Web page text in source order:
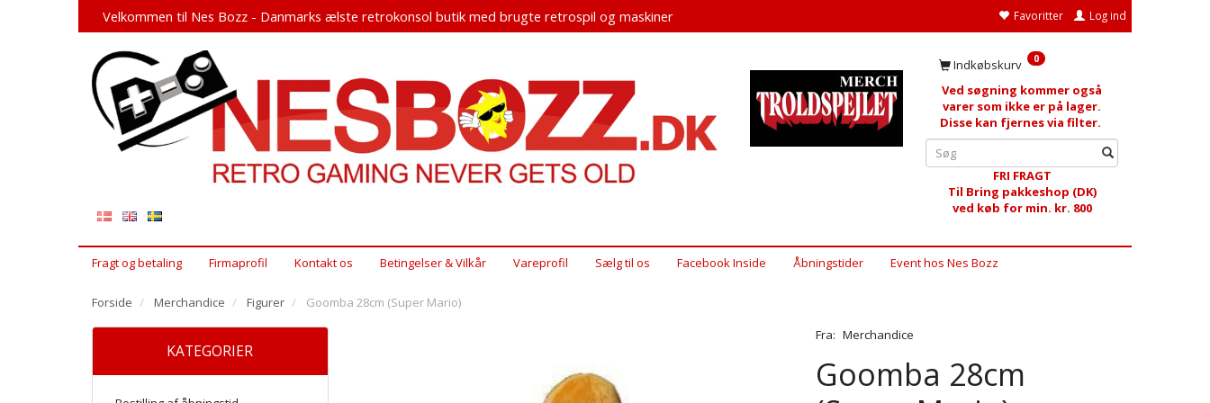
Favoritter Log ind
Velkommen til Nes Bozz - Danmarks ælste retrokonsol butik med brugte retrospil og maskiner
Indkøbskurv 0
Ved søgning kommer også
varer som ikke er på lager.
Disse kan fjernes via filter.
FRI FRAGT
Til Bring pakkeshop (DK)
ved køb for min. kr. 800
Fragt og betaling Firmaprofil Kontakt os Betingelser & Vilkår Vareprofil Sælg til os Facebook Inside Åbningstider Event hos Nes Bozz
Forside Merchandice Figurer Goomba 28cm (Super Mario)
KATEGORIER
Fra: Merchandice
Goomba 28cm